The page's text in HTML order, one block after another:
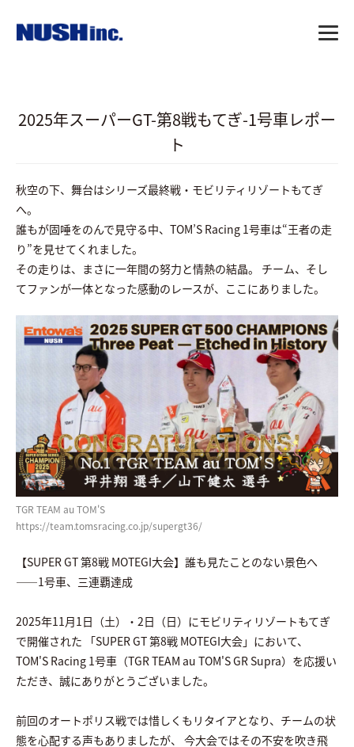
2025年スーパーGT-第8戦もてぎ-1号車レポー
ト
秋空の下、舞台はシリーズ最終戦・モビリティリゾートもてぎ
へ。
誰もが固唾をのんで見守る中、TOM’S Racing 1号車は“王者の走
り”を見せてくれました。
その走りは、まさに一年間の努力と情熱の結晶。
チーム、そし
てファンが一体となった感動のレースが、ここにありました。
TGR TEAM au TOM'S
https://team.tomsracing.co.jp/supergt36/
【SUPER GT 第8戦 MOTEGI大会】誰も見たことのない景色へ
――1号車、三連覇達成
2025年11月1日（土）・2日（日）にモビリティリゾートもてぎ
で開催された 「SUPER GT 第8戦 MOTEGI大会」において、
TOM'S Racing 1号車（TGR TEAM au TOM'S GR Supra）を応援い
ただき、誠にありがとうございました。
前回のオートポリス戦では惜しくもリタイアとなり、チームの状
態を心配する声もありましたが、
今大会ではその不安を吹き飛